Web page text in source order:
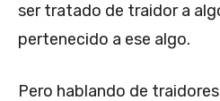
ser tratado de traidor a
pertenecido a ese algo.
Pero hablando de